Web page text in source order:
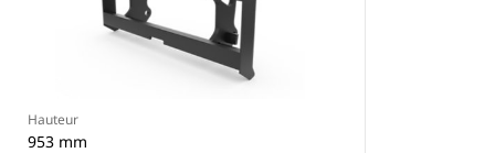
Hauteur
953 mm